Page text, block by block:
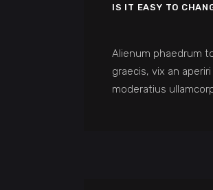
IS IT EASY TO
Alienum phaedrum
graecis, vix an
moderatius